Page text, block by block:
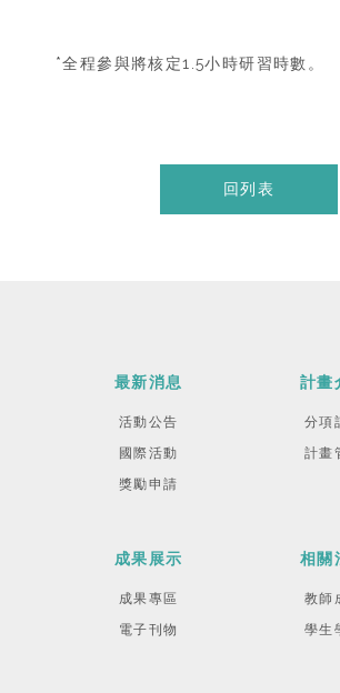
*全程參與將核定1.5小時研習時數。
回列表
最新消息
活動公告
國際活動
獎勵申請
計畫
分項
計畫
成果展示
成果專區
電子刊物
相關
教師
學生